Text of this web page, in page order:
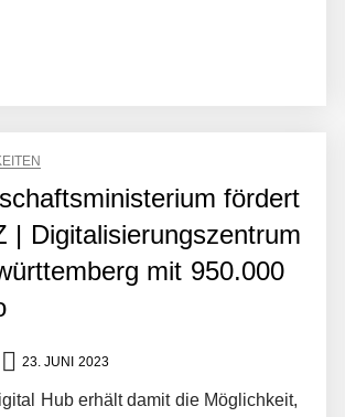
fördert
| Digitalisierungszentrum
mit 950.000
23. JUNI 2023
Hub erhält damit die Möglichkeit,
Milliarden US-Dollar bekannt, um den Aufbau